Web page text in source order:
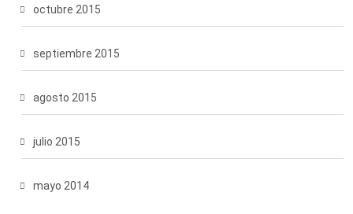
octubre 2015
septiembre 2015
agosto 2015
julio 2015
mayo 2014